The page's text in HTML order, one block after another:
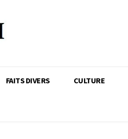
FAITS DIVERS CULTURE